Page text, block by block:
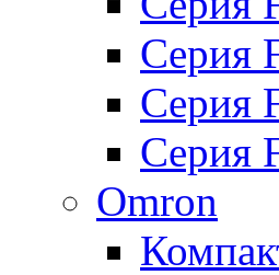
Серия
Серия
Серия
Omron